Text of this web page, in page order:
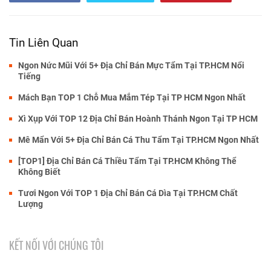
Tin Liên Quan
Ngon Nức Mũi Với 5+ Địa Chỉ Bán Mực Tẩm Tại TP.HCM Nổi
Tiếng
Mách Bạn TOP 1 Chỗ Mua Mắm Tép Tại TP HCM Ngon Nhất
Xì Xụp Với TOP 12 Địa Chỉ Bán Hoành Thánh Ngon Tại TP HCM
Mê Mẩn Với 5+ Địa Chỉ Bán Cá Thu Tẩm Tại TP.HCM Ngon Nhất
[TOP1] Địa Chỉ Bán Cá Thiều Tẩm Tại TP.HCM Không Thể
Không Biết
Tươi Ngon Với TOP 1 Địa Chỉ Bán Cá Dìa Tại TP.HCM Chất
Lượng
KẾT NỐI VỚI CHÚNG TÔI